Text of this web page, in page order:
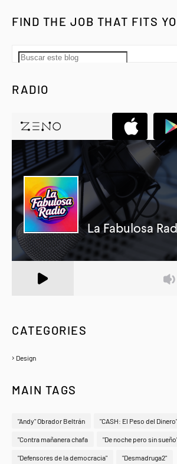
FIND THE JOB THAT FITS
RADIO
CATEGORIES
Design
MAIN TAGS
"Andy" Obrador Beltrán "CASH: El Peso del Dinero"
"Contra mañanera chafa "De noche pero sin
"Defensores de la democracia" "Desmadruga2"